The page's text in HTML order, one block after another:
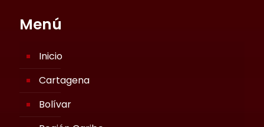
Menú
Inicio
Cartagena
Bolívar